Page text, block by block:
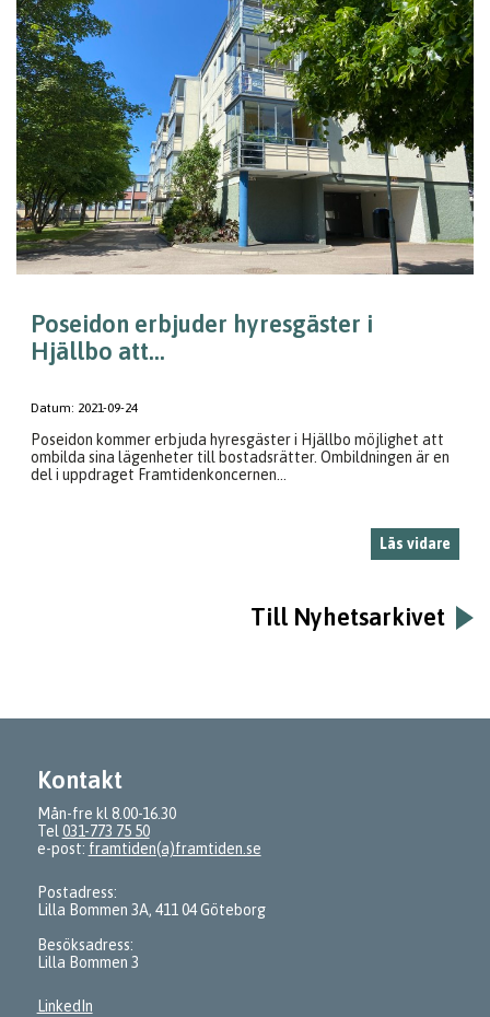
Poseidon erbjuder hyresgäster i
Hjällbo att...
Datum: 2021-09-24
Poseidon kommer erbjuda hyresgäster i Hjällbo möjlighet att
ombilda sina lägenheter till bostadsrätter. Ombildningen är en
del i uppdraget Framtidenkoncernen...
Läs vidare
Till Nyhetsarkivet
Kontakt
Mån-fre kl 8.00-16.30
Tel 031-773 75 50
e-post: framtiden(a)framtiden.se
Postadress:
Lilla Bommen 3A, 411 04 Göteborg
Besöksadress:
Lilla Bommen 3
LinkedIn